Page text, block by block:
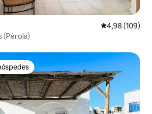
Classificação
4,98 (109)
(Pérola)
mais apreciados